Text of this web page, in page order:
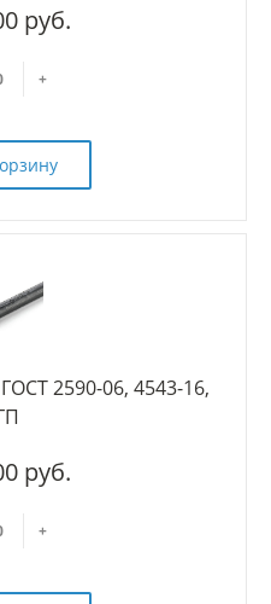
руб.
+
2590-06, 4543-16,
руб.
+